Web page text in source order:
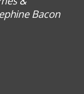
Bacon